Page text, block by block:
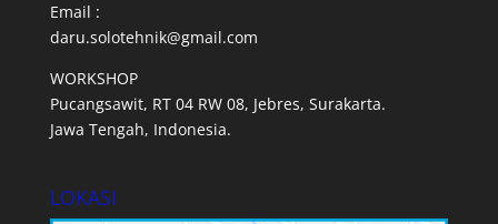
Email :
daru.solotehnik@gmail.com
WORKSHOP
Pucangsawit, RT 04 RW 08, Jebres, Surakarta.
Jawa Tengah, Indonesia.
LOKASI